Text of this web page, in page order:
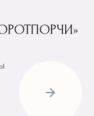
Рассорки